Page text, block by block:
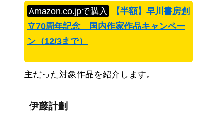
Amazon.co.jpで購入
【半額】早川書房創
立70周年記念 国内作家作品キャンペー
ン（12/3まで）
主だった対象作品を紹介します。
伊藤計劃